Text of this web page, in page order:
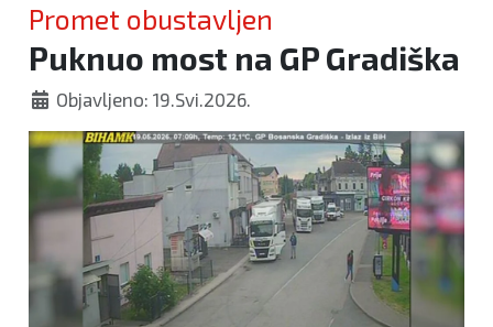
Promet obustavljen
Puknuo most na GP Gradiška
Objavljeno: 19.Svi.2026.